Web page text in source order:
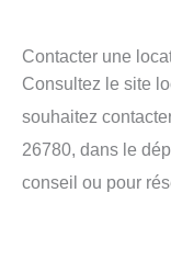
Contacter une
Consultez le site
souhaitez
26780, dans le
conseil ou pour